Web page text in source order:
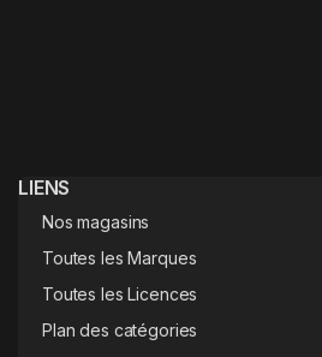
LIENS
Nos magasins
Toutes les Marques
Toutes les Licences
Plan des catégories